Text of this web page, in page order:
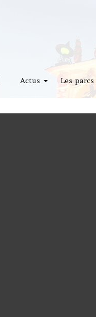
Actus Les parcs